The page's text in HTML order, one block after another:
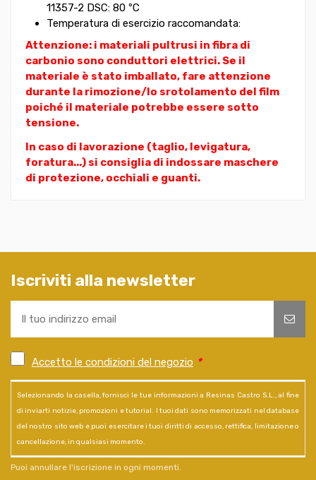
11357-2 DSC: 80 ºC
Temperatura di esercizio raccomandata:
Attenzione: i materiali pultrusi in fibra di
carbonio sono conduttori elettrici. Se il
materiale è stato imballato, fare attenzione
durante la rimozione/lo srotolamento del film
poiché il materiale potrebbe essere sotto
tensione.
In caso di lavorazione (taglio, levigatura,
foratura...) si consiglia di indossare maschere
di protezione, occhiali e guanti.
Iscriviti alla newsletter
Accetto le condizioni del negozio *
Selezionando la casella, fornisci le tue informazioni a Resinas Castro S.L., al fine
di inviarti notizie, promozioni e tutorial. I tuoi dati sono memorizzati nel database
del nostro sito web e puoi esercitare i tuoi diritti di accesso, rettifica, limitazione o
cancellazione, in qualsiasi momento.
Puoi annullare l'iscrizione in ogni momenti.